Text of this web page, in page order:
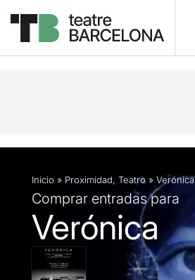
Descripción Ficha artística
Inicio » Proximidad, Teatro » Verónica
Comprar entradas para
Verónica